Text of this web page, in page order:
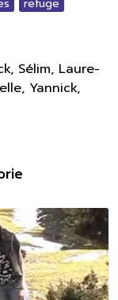
refuge
Sélim, Laure-
Yannick,